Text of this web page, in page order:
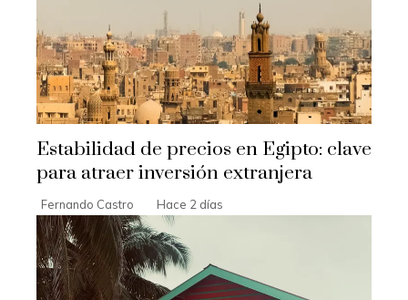
Estabilidad de precios en Egipto: clave
para atraer inversión extranjera
Fernando Castro Hace 2 días